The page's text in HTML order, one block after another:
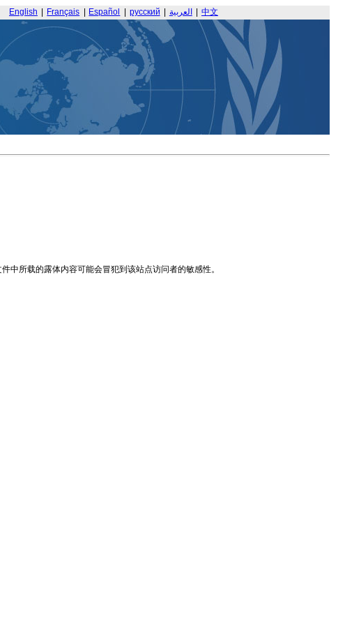
English Français Español русский العربية 中文
中所载的露体内容可能会冒犯到该站点访问者的敏感性。